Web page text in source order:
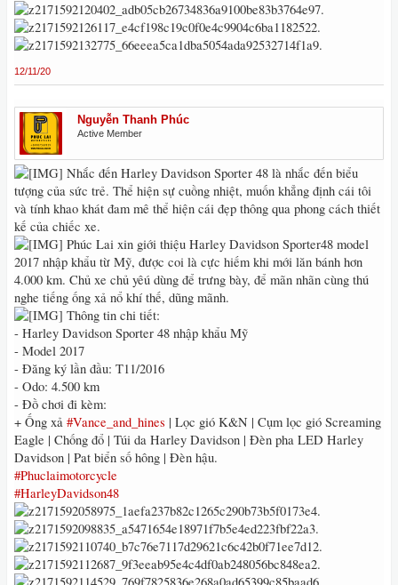
12/11/20
Nguyễn Thanh Phúc
Active Member
Nhắc đến Harley Davidson Sporter 48 là nhắc đến biểu
tượng của sức trẻ. Thể hiện sự cuồng nhiệt, muốn khẳng định cái tôi
và tính khao khát đam mê thể hiện cái đẹp thông qua phong cách thiết
kế của chiếc xe.
Phúc Lai xin giới thiệu Harley Davidson Sporter48 model
2017 nhập khẩu từ Mỹ, được coi là cực hiếm khi mới lăn bánh hơn
4.000 km. Chủ xe chủ yêú dùng để trưng bày, để mãn nhãn cùng thú
nghe tiếng ống xả nổ khí thế, dũng mãnh.
Thông tin chi tiết:
- Harley Davidson Sporter 48 nhập khẩu Mỹ
- Model 2017
- Đăng ký lần đầu: T11/2016
- Odo: 4.500 km
- Đồ chơi đi kèm:
+ Ống xả #Vance_and_hines | Lọc gió K&N | Cụm lọc gió Screaming
Eagle | Chống đổ | Túi da Harley Davidson | Đèn pha LED Harley
Davidson | Pat biển số hông | Đèn hậu.
#Phuclaimotorcycle
#HarleyDavidson48